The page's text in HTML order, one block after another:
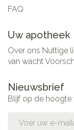
FAQ
Uw apotheek
Over ons Nuttige
van wacht
Nieuwsbrief
Blijf op de hoogte